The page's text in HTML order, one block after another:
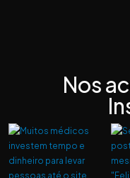
Nos